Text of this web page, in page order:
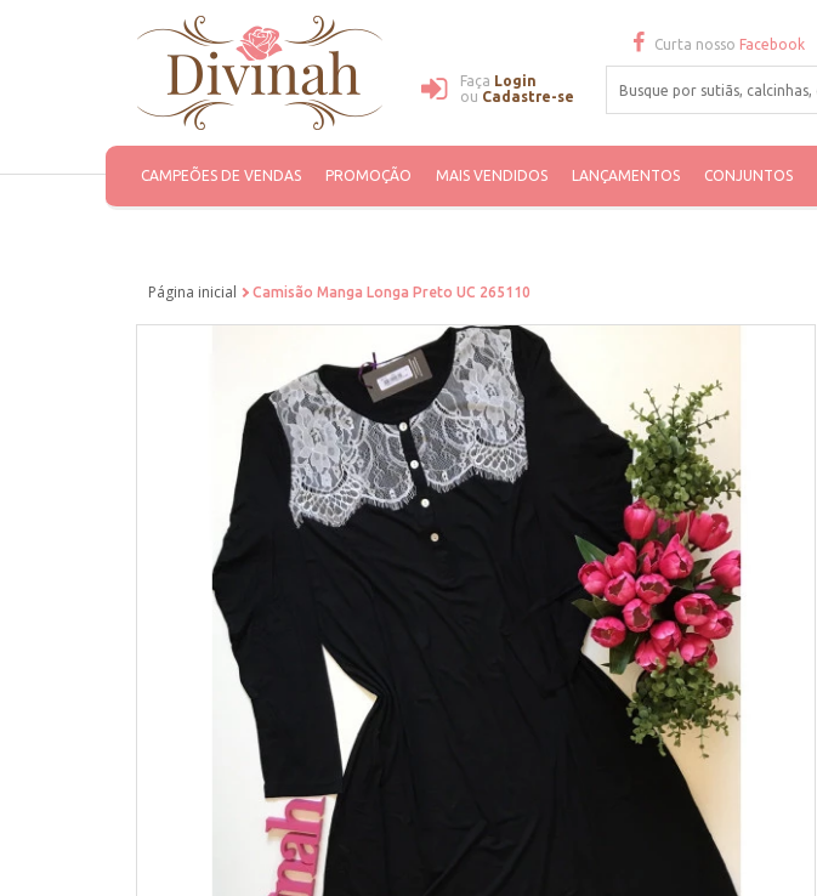
Faça Login
ou Cadastre-se
Curta nosso Facebook
CAMPEÕES DE VENDAS PROMOÇÃO MAIS VENDIDOS LANÇAMENTOS CONJUNTOS
Página inicial Camisão Manga Longa Preto UC 265110